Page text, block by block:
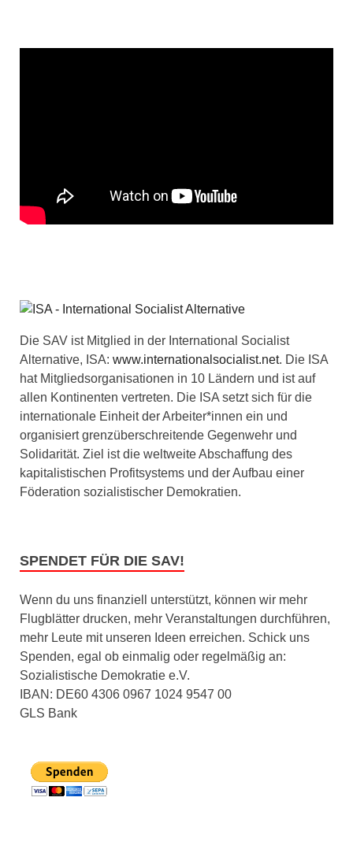
Die SAV ist Mitglied in der International Socialist
Alternative, ISA: www.internationalsocialist.net. Die ISA
hat Mitgliedsorganisationen in 10 Ländern und ist auf
allen Kontinenten vertreten. Die ISA setzt sich für die
internationale Einheit der Arbeiter*innen ein und
organisiert grenzüberschreitende Gegenwehr und
Solidarität. Ziel ist die weltweite Abschaffung des
kapitalistischen Profitsystems und der Aufbau einer
Föderation sozialistischer Demokratien.
SPENDET FÜR DIE SAV!
Wenn du uns finanziell unterstützt, können wir mehr
Flugblätter drucken, mehr Veranstaltungen durchführen,
mehr Leute mit unseren Ideen erreichen. Schick uns
Spenden, egal ob einmalig oder regelmäßig an:
Sozialistische Demokratie e.V.
IBAN: DE60 4306 0967 1024 9547 00
GLS Bank